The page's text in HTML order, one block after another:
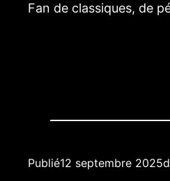
Fan de classiques, de
Publié12 septembre 2025